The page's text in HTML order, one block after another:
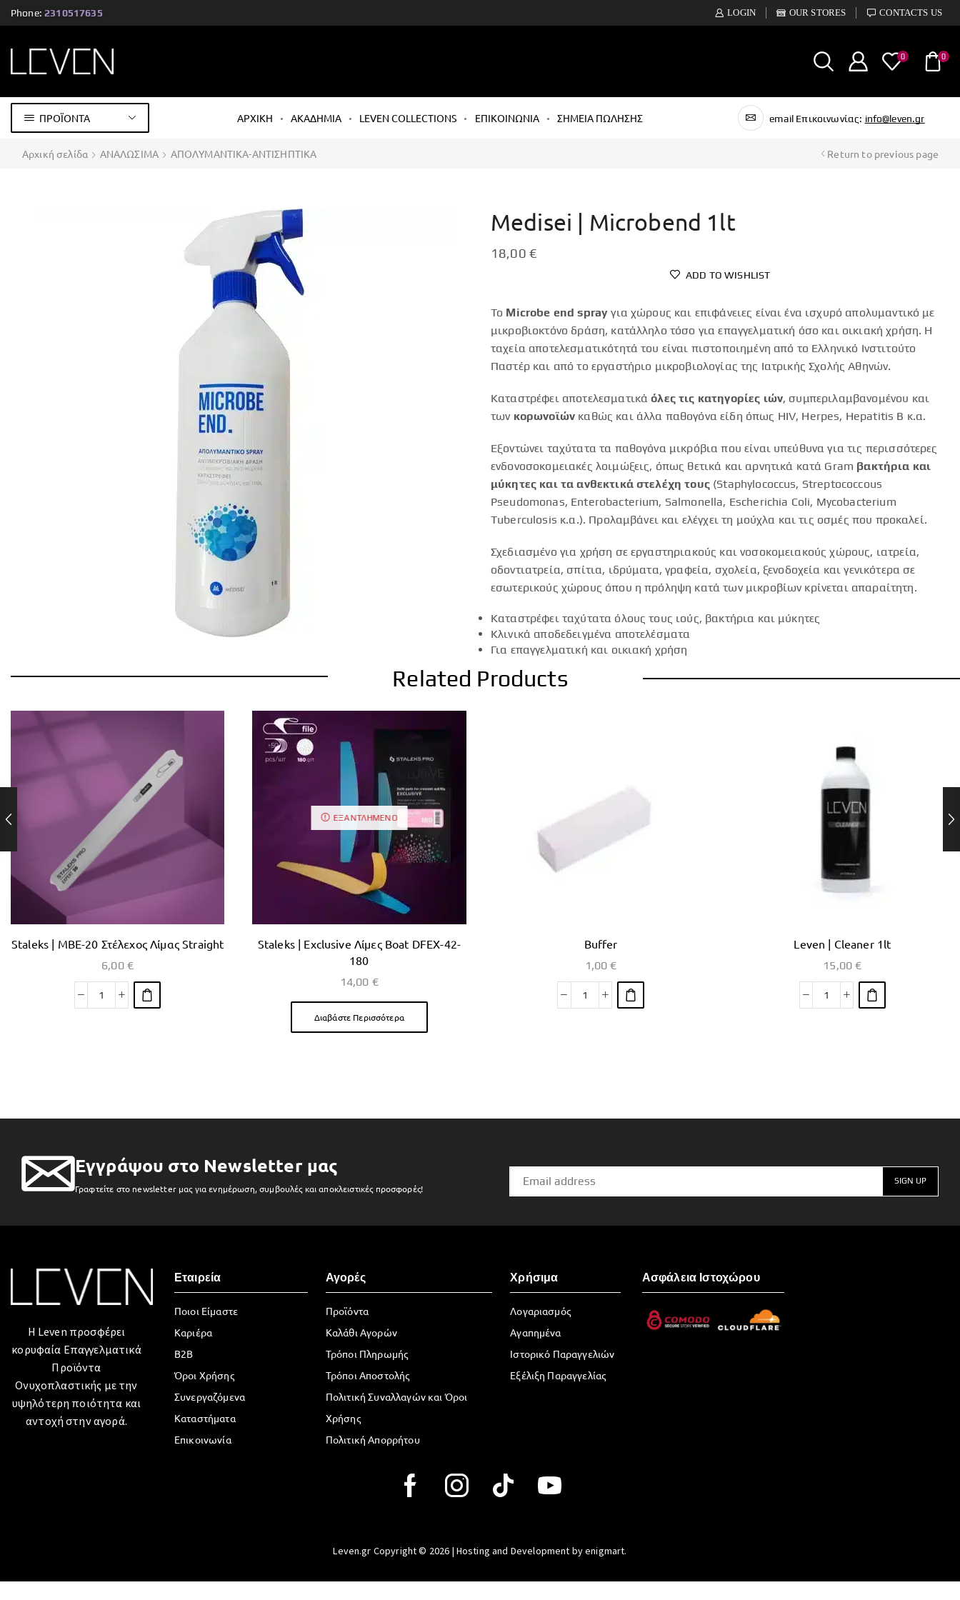
Phone: 2310517635 LOGIN OUR STORES CONTACTS US
0 0
ΠΡΟΪΟΝΤΑ ΑΡΧΙΚΗ ΑΚΑΔΗΜΙΑ LEVEN COLLECTIONS ΕΠΙΚΟΙΝΩΝΙΑ ΣΗΜΕΙΑ ΠΩΛΗΣΗΣ email Επικοινωνίας: info@leven.gr
Αρχική σελίδα ΑΝΑΛΩΣΙΜΑ ΑΠΟΛΥΜΑΝΤΙΚΑ-ΑΝΤΙΣΗΠΤΙΚΑ Return to previous page
Medisei | Microbend 1lt
18,00 €
ADD TO WISHLIST
Το Microbe end spray για χώρους και επιφάνειες είναι ένα ισχυρό απολυμαντικό με
μικροβιοκτόνο δράση, κατάλληλο τόσο για επαγγελματική όσο και οικιακή χρήση. Η
ταχεία αποτελεσματικότητά του είναι πιστοποιημένη από το Ελληνικό Ινστιτούτο
Παστέρ και από το εργαστήριο μικροβιολογίας της Ιατρικής Σχολής Αθηνών.
Καταστρέφει αποτελεσματικάόλες τις κατηγορίες ιών, συμπεριλαμβανομένου και
των κορωνοϊών καθώς και άλλα παθογόνα είδη όπως HIV, Herpes, Hepatitis B κ.α.
Εξοντώνει ταχύτατα τα παθογόνα μικρόβια που είναι υπεύθυνα για τις περισσότερες
ενδονοσοκομειακές λοιμώξεις, όπως θετικά και αρνητικά κατά Gram βακτήρια και
μύκητες και τα ανθεκτικά στελέχη τους(Staphylococcus, Streptococcous
Pseudomonas, Enterobacterium, Salmonella, Escherichia Coli, Mycobacterium
Tuberculosis κ.α.). Προλαμβάνει και ελέγχει τη μούχλα και τις οσμές που προκαλεί.
Σχεδιασμένο για χρήση σε εργαστηριακούς και νοσοκομειακούς χώρους, ιατρεία,
οδοντιατρεία, σπίτια, ιδρύματα, γραφεία, σχολεία, ξενοδοχεία και γενικότερα σε
εσωτερικούς χώρους όπου η πρόληψη κατά των μικροβίων κρίνεται απαραίτητη.
Καταστρέφει ταχύτατα όλους τους ιούς, βακτήρια και μύκητες
Κλινικά αποδεδειγμένα αποτελέσματα
Για επαγγελματική και οικιακή χρήση
Related Products
Staleks | MBE-20 Στέλεχος Λίμας Straight
6,00 €
ΕΞΑΝΤΛΗΜΈΝΟ
Staleks | Exclusive Λίμες Boat DFEX-42-
180
14,00 €
Διαβάστε Περισσότερα
Buffer
1,00€
Leven | Cleaner 1lt
15,00€
Εγγράψου στο Newsletter μας
Γραφτείτε στο newsletter μας για ενημέρωση, συμβουλές και αποκλειστικές προσφορές!
Η Leven προσφέρει
κορυφαία Επαγγελματικά
Προϊόντα
Ονυχοπλαστικής με την
υψηλότερη ποιότητα και
αντοχή στην αγορά.
Εταιρεία
Ποιοι Είμαστε
Καριέρα
B2B
Όροι Χρήσης
Συνεργαζόμενα
Καταστήματα
Επικοινωνία
Αγορές
Προϊόντα
Καλάθι Αγορών
Τρόποι Πληρωμής
Τρόποι Αποστολής
Πολιτική Συναλλαγών και Όροι
Χρήσης
Πολιτική Απορρήτου
Χρήσιμα
Λογαριασμός
Αγαπημένα
Ιστορικό Παραγγελιών
Εξέλιξη Παραγγελίας
Ασφάλεια Ιστοχώρου
Leven.gr Copyright © 2026 | Hosting and Development by enigmart.